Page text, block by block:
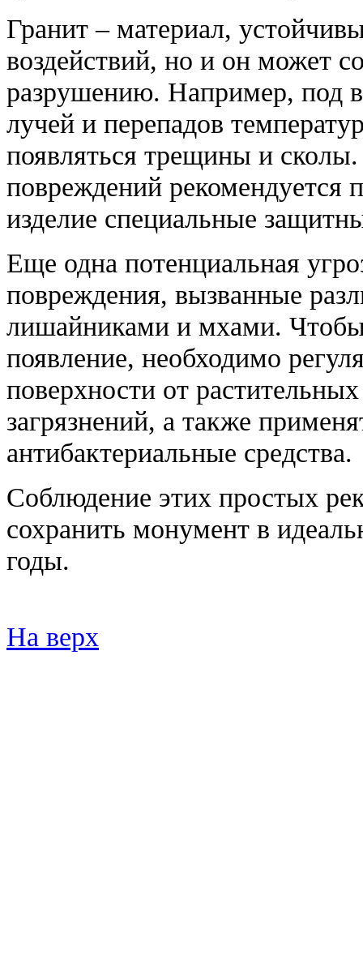
Гранит – материал,
воздействий, но и он может
разрушению. Например, под
лучей и перепадов
появляться трещины и
повреждений рекомендуется
изделие специальные
Еще одна потенциальная
повреждения, вызванные
лишайниками и мхами. Чтобы
появление, необходимо
поверхности от
загрязнений, а также
антибактериальные средства.
Соблюдение этих простых
сохранить монумент в
годы.
На верх